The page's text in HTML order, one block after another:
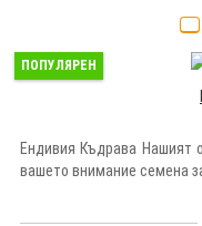
ПОПУЛЯРЕН
Ендивия Къдрава Нашият
вашето внимание семена